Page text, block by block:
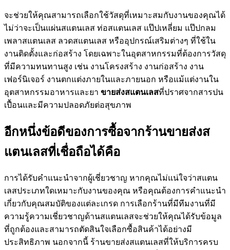
จะช่วยให้คุณสามารถเลือกใช้วัสดุที่เหมาะสมกับงานของคุณได้
ไม่ว่าจะเป็นแผ่นสแตนเลส ท่อสแตนเลส แป๊ปเหลี่ยม แป๊ปกลม
เพลาสแตนเลส ลวดสแตนเลส หรืออุปกรณ์เสริมต่างๆ ที่ใช้ใน
งานติดตั้งและก่อสร้าง โดยเฉพาะในอุตสาหกรรมที่ต้องการวัสดุ
ที่มีความทนทานสูง เช่น งานโครงสร้าง งานก่อสร้าง งาน
เฟอร์นิเจอร์ งานตกแต่งภายในและภายนอก หรือแม้แต่งานใน
อุตสาหกรรมอาหารและยา ขายส่งสแตนเลสที่ปราศจากสารปน
เปื้อนและมีความปลอดภัยต่อสุขภาพ
อีกหนึ่งข้อดีของการซื้อจากร้านขายส่งส
แตนเลสที่เชื่อถือได้คือ
การได้รับคำแนะนำจากผู้เชี่ยวชาญ หากคุณไม่แน่ใจว่าสแตน
เลสประเภทใดเหมาะกับงานของคุณ หรือคุณต้องการคำแนะนำ
เกี่ยวกับคุณสมบัติของแต่ละเกรด การเลือกร้านที่มีทีมงานที่มี
ความรู้ความเชี่ยวชาญด้านสแตนเลสจะช่วยให้คุณได้รับข้อมูล
ที่ถูกต้องและสามารถตัดสินใจเลือกซื้อสินค้าได้อย่างมี
ประสิทธิภาพ นอกจากนี้ ร้านขายส่งสแตนเลสที่ให้บริการครบ